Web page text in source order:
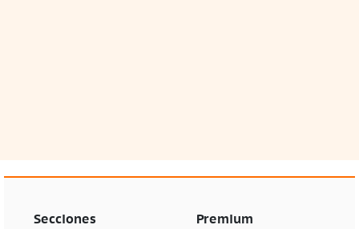
Secciones Premium